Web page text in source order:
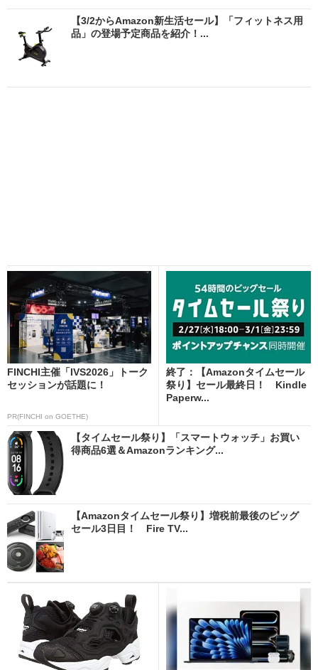
【3/2からAmazon新生活セール】「フィットネス用
品」の登場予定商品を紹介！...
FINCHI主催「IVS2026」トーク
セッションが話題に！
PR(FINCHI on GOETHE)
終了：【Amazonタイムセール
祭り】セール最終日！ Kindle
Paperw...
【タイムセール祭り】「スマートウォッチ」お買い
得商品6選＆Amazonランキング...
【Amazonタイムセール祭り】増税前最後のビッグ
セール3日目！ Fire TV...